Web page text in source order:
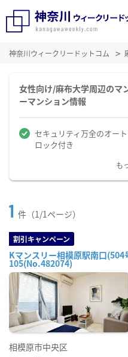
神奈川ウィークリードットコム
女性向け/麻布大学周辺のマ
ーマンション情報
セキュリティ万全のオート
ロック付き
も
1 件（1/1ページ）
割引キャンペーン
Kマンスリー相模原駅南口(504
105(No.482074)
相模原市中央区